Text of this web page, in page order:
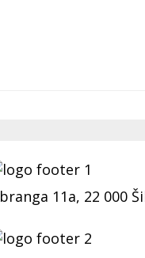
11a, 22 000